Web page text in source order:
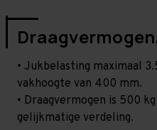
• Jukbelasting maximaal
vakhoogte van 400 mm.
• Draagvermogen is 500
gelijkmatige verdeling.